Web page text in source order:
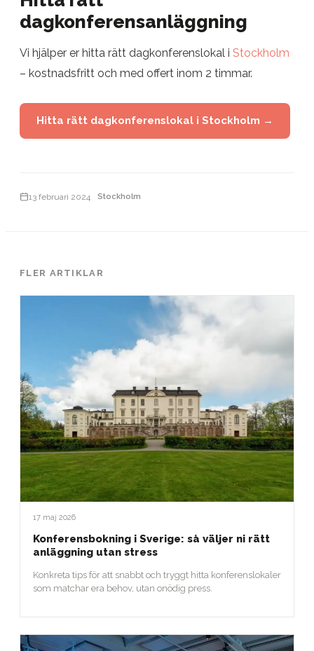
dagkonferensanläggning
Vi hjälper er hitta rätt dagkonferenslokal i Stockholm
– kostnadsfritt och med offert inom 2 timmar.
Hitta rätt dagkonferenslokal i Stockholm →
13 februari 2024 Stockholm
FLER ARTIKLAR
17 maj 2026
Konferensbokning i Sverige: så väljer ni rätt
anläggning utan stress
Konkreta tips för att snabbt och tryggt hitta konferenslokaler
som matchar era behov, utan onödig press.